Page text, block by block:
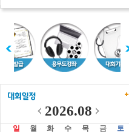
2026.08
일 월 화 수 목 금
토